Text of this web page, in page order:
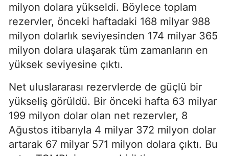
milyon dolara yükseldi. Böylece toplam
rezervler, önceki haftadaki 168 milyar 988
milyon dolarlık seviyesinden 174 milyar 365
milyon dolara ulaşarak tüm zamanların en
yüksek seviyesine çıktı.
Net uluslararası rezervlerde de güçlü bir
yükseliş görüldü. Bir önceki hafta 63 milyar
199 milyon dolar olan net rezervler, 8
Ağustos itibarıyla 4 milyar 372 milyon dolar
artarak 67 milyar 571 milyon dolara çıktı. Bu